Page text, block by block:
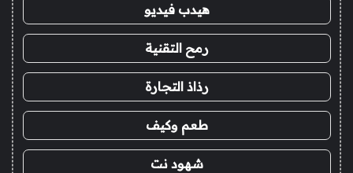
هيدب فيديو
رمح التقنية
رذاذ التجارة
طعم وكيف
شهود نت